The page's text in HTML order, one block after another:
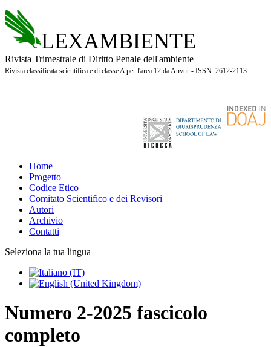
LEXAMBIENTE
Rivista Trimestrale di Diritto Penale dell'ambiente
Rivista classificata scientifica e di classe A per l'area 12 da Anvur - ISSN 2612-2113
Home
Progetto
Codice Etico
Comitato Scientifico e dei Revisori
Autori
Archivio
Contatti
Seleziona la tua lingua
Numero 2-2025 fascicolo
completo